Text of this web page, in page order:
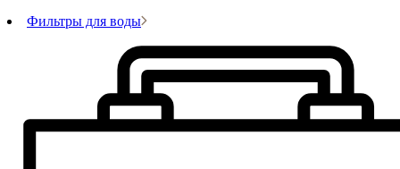
Фильтры для воды